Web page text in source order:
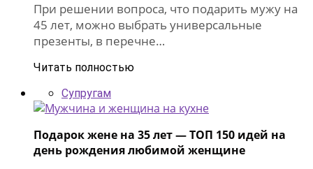
При решении вопроса, что подарить мужу на
45 лет, можно выбрать универсальные
презенты, в перечне…
Читать полностью
Супругам
Подарок жене на 35 лет — ТОП 150 идей на
день рождения любимой женщине